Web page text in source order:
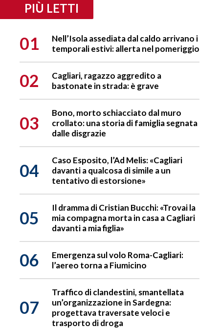
PIÙ LETTI
01
Nell’Isola assediata dal caldo arrivano i
temporali estivi: allerta nel pomeriggio
02
Cagliari, ragazzo aggredito a
bastonate in strada: è grave
03
Bono, morto schiacciato dal muro
crollato: una storia di famiglia segnata
dalle disgrazie
04
Caso Esposito, l’Ad Melis: «Cagliari
davanti a qualcosa di simile a un
tentativo di estorsione»
05
Il dramma di Cristian Bucchi: «Trovai la
mia compagna morta in casa a Cagliari
davanti a mia figlia»
06
Emergenza sul volo Roma-Cagliari:
l’aereo torna a Fiumicino
07
Traffico di clandestini, smantellata
un’organizzazione in Sardegna:
progettava traversate veloci e
trasporto di droga